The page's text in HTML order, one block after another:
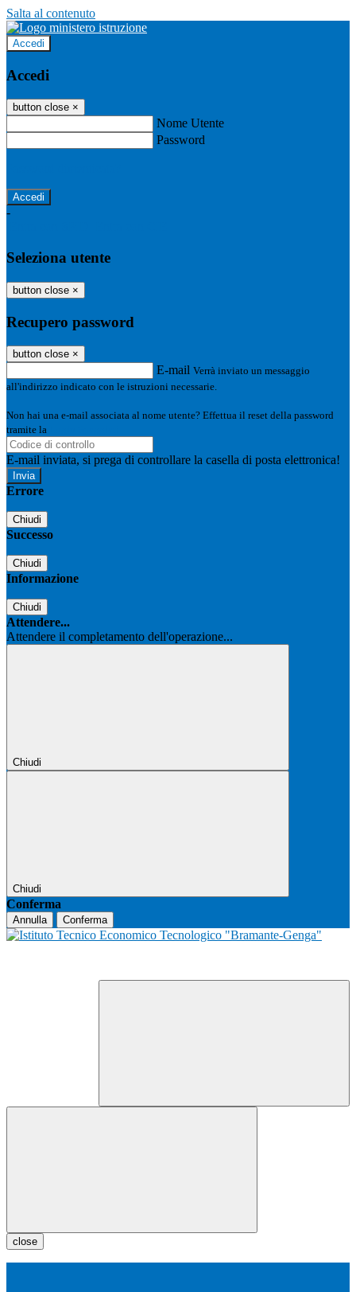
Salta al contenuto
Accedi
Accedi
button close ×
Nome Utente
Password
-
Seleziona utente
button close ×
Recupero password
button close ×
E-mail Verrà inviato un messaggio
all'indirizzo indicato con le istruzioni necessarie.
Non hai una e-mail associata al nome utente? Effettua il reset della password
tramite la
E-mail inviata, si prega di controllare la casella di posta elettronica!
Errore
Chiudi
Successo
Chiudi
Informazione
Chiudi
Attendere...
Attendere il completamento dell'operazione...
Chiudi
Chiudi
Conferma
Annulla Conferma
close